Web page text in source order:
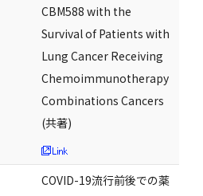
CBM588 with the
Survival of Patients with
Lung Cancer Receiving
Chemoimmunotherapy
Combinations Cancers
(共著)
COVID-19流行前後での薬